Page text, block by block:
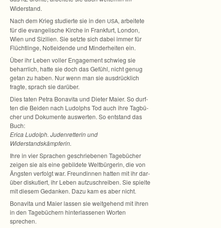
Widerstand.
Nach dem Krieg stu­dierte sie in den USA, arbei­tete
für die evan­ge­li­sche Kir­che in Frank­furt, Lon­don,
Wien und Sizi­lien. Sie setzte sich dabei immer für
Flücht­linge, Not­lei­dende und Min­der­hei­ten ein.
Über ihr Leben vol­ler Enga­ge­ment schwieg sie
beharr­lich, hatte sie doch das Gefühl, nicht genug
getan zu haben. Nur wenn man sie aus­drück­lich
fragte, sprach sie darüber.
Dies taten Petra Bona­vita und Die­ter Maier. So durf­
ten die Bei­den nach Ludolphs Tod auch ihre Tag­bü­
cher und Doku­mente aus­wer­ten. So ent­stand das
Buch:
Erica Ludolph. Juden­ret­te­rin und
Widerstandskämpferin.
Ihre in vier Spra­chen geschrie­be­nen Tage­bü­cher
zei­gen sie als eine gebil­dete Welt­bür­ge­rin, die von
Ängs­ten ver­folgt war. Freun­din­nen hat­ten mit ihr dar­
über dis­ku­tiert, ihr Leben auf­zu­schrei­ben. Sie spielte
mit die­sem Gedan­ken. Dazu kam es aber nicht.
Bona­vita und Maier las­sen sie weit­ge­hend mit ihren
in den Tage­bü­chern hin­ter­las­se­nen Wor­ten
sprechen.